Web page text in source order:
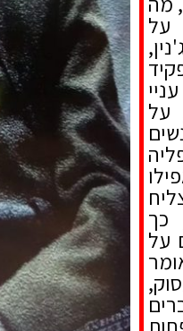
על
על
כך
על